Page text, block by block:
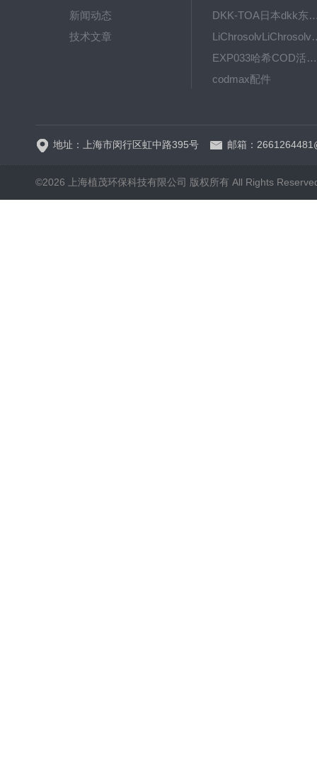
新闻动态
技术文章
DKK-TOA日本dkk东亚电
EXP033哈希COD活塞泵价格 EXP033
codmax配件
地址：上海市闵行区虹中路395号 邮箱：
©2026 上海植茂环保科技有限公司 版权所有 All Rights